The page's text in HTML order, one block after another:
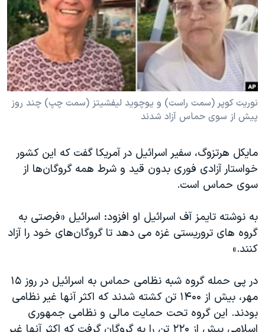
فرهنگ و زندگی
حقوق شهروندی
اقتصادی
علم و فناوری
اسرائیل در جنگ
گالری عکس
مستندها
انتخابات ریاست جمهوری آمریکا ۲۰۲۴
حمله جمهوری اسلامی به اسرائیل
رمز مهسا
ورزش زنان در ایران
اعتراضات زن، زندگی، آزادی
تریبونال مردمی آبان ۹۸
دادگاه حمید نوری
قانون شفافیت دارائی کادر رهبری ایران
اعتراضات مردمی آبان ۹۸
نرگس محمدی برنده جایزه نوبل صلح
همایش محافظه‌کاران آمریکا «سی‌پک»
دنبال کنید
زبانهای مختلف
نوریت کوپر (سمت راست) و یوچوید لیفشیتز (سمت چپ) چند روز
پیش از سوی حماس آزاد شدند
مایکل هرتزوگ، سفیر اسرائیل در آمریکا گفت که این کشور
خواستار آزادی فوری بدون قید و شرط همه گروگان‌ها از
سوی حماس است.
به نوشته تایمز آف اسرائیل او افزود: اسرائیل «فرصتی به
گروه های تروریستی غزه می دهد تا گروگان‌های خود را آزاد
کنند.»
در پی حمله گروه شبه نظامی حماس به اسرائیل در روز ۱۵
مهر، بیش از ۱۴۰۰ تن کشته شدند که اکثر آنها غیر نظامی
بودند. این گروه تحت حمایت مالی و نظامی جمهوری